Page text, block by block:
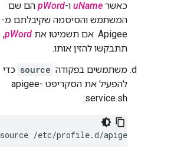
כאשר uName ו-pWord הם שם
המשתמש והסיסמה שקיבלתם מ-
Apigee. אם תשמיטו את
pWord
,
תתבקשו להזין אותו.
משתמשים בפקודה source כדי
להפעיל את הסקריפט apigee-
service.sh:
source /etc/profile.d/apigee-service.sh